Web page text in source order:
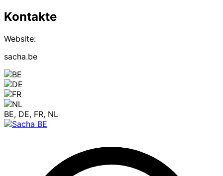
Kontakte
Website:
sacha.be
BE, DE, FR, NL